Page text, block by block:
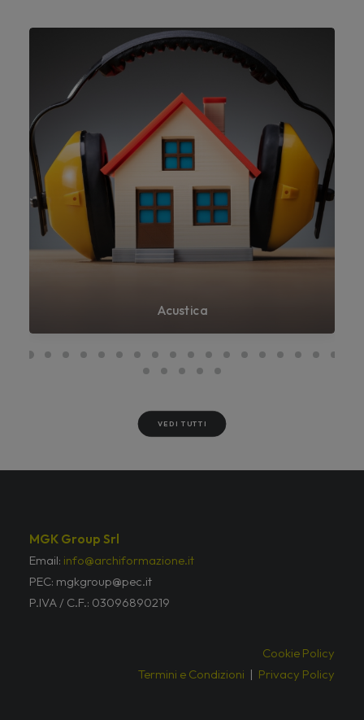
Acustica
VEDI TUTTI
MGK Group Srl
Email: info@archiformazione.it
PEC: mgkgroup@pec.it
P.IVA / C.F.: 03096890219
Cookie Policy
Termini e Condizioni | Privacy Policy